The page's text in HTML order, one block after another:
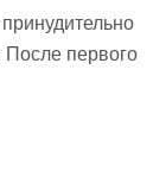
После первого